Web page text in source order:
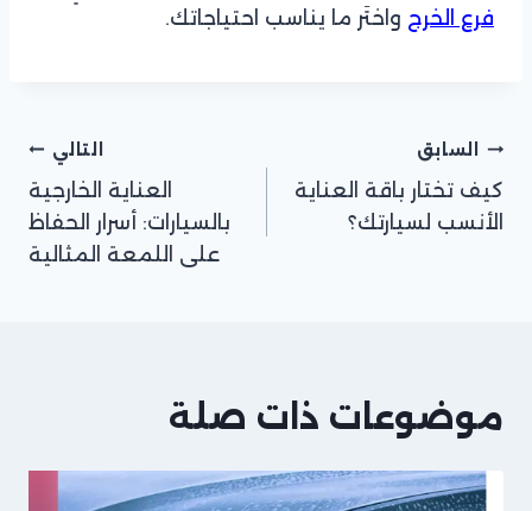
فرع الخرج واختَر ما يناسب احتياجاتك.
السابق
كيف تختار باقة العناية
الأنسب لسيارتك؟
التالي
العناية الخارجية
بالسيارات: أسرار الحفاظ
على اللمعة المثالية
موضوعات ذات صلة